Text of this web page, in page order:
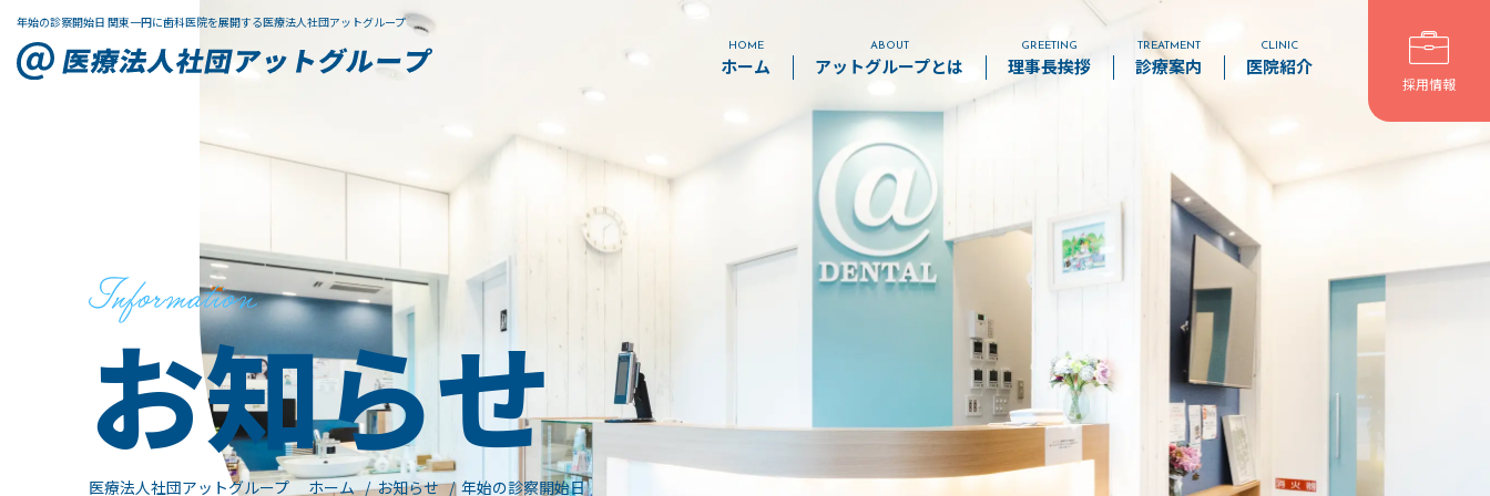
年始の診察開始日 関東一円に歯科医院を展開する医療法人社団アットグループ
HOME
ホーム
ABOUT
アットグループとは
GREETING
理事長挨拶
TREATMENT
診療案内
予防歯科
小児歯科
歯周病治療
虫歯治療
審美・セラミック治療
ホワイトニング
インプラント
矯正歯科
CLINIC
医院紹介
採用情報
お知らせ
医療法人社団アットグループ ホーム お知らせ 年始の診察開始日